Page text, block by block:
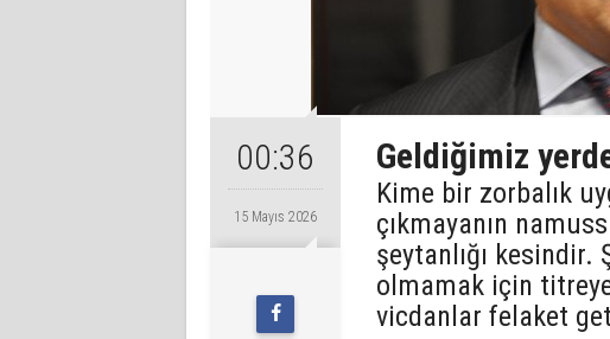
00:36
15 Mayıs 2026
Geldiğimiz
Kime bir zorbalık
çıkmayanın
şeytanlığı
olmamak için
vicdanlar felaket